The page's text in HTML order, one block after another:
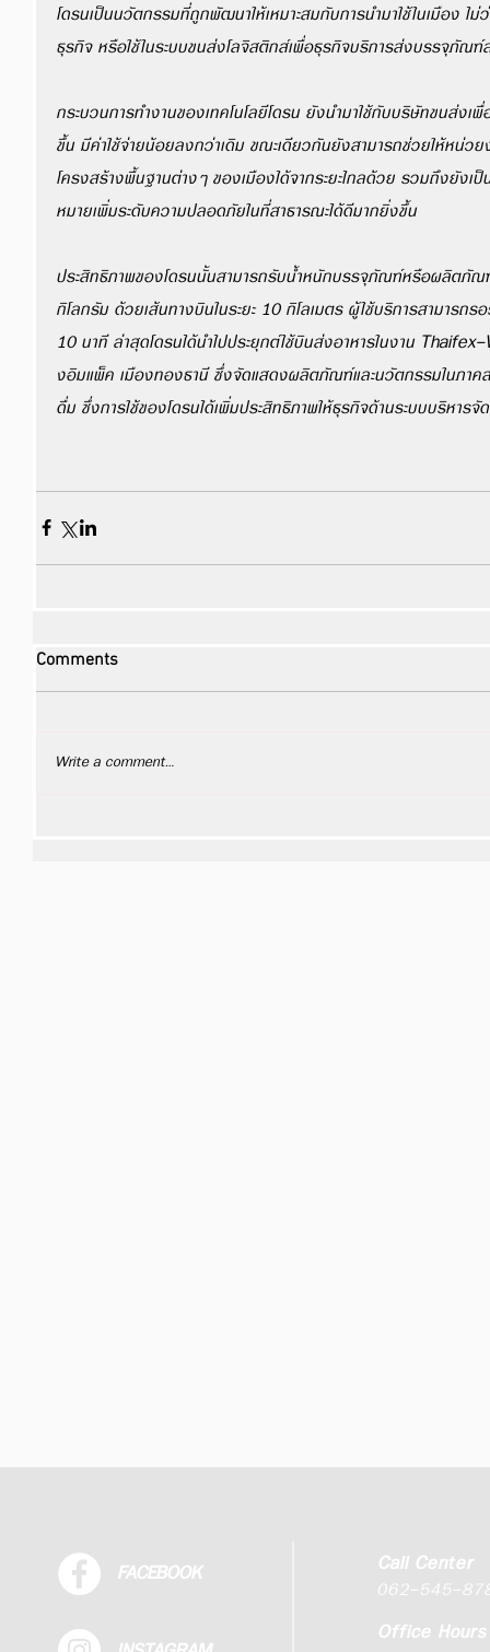
โดรนเป็นนวัตกรรมที่ถูกพัฒนาให้เหมาะสมกับการนำมาใช้ในเมือง ไม่
ธุรกิจ หรือใช้ในระบบขนส่งโลจิสติกส์เพื่อธุรกิจบริการส่งบรรจุภัณ
กระบวนการทำงานของเทคโนโลยีโดรน ยังนำมาใช้กับบริษัทขนส่งเ
ขึ้น มีค่าใช้จ่ายน้อยลงกว่าเดิม ขณะเดียวกันยังสามารถช่วยให้หน่
โครงสร้างพื้นฐานต่างๆ ของเมืองได้จากระยะไกลด้วย รวมถึงยัง
หมายเพิ่มระดับความปลอดภัยในที่สาธารณะได้ดีมากยิ่งขึ้น
ประสิทธิภาพของโดรนนั้นสามารถรับน้ำหนักบรรจุภัณฑ์หรือผลิตภั
กิโลกรัม ด้วยเส้นทางบินในระยะ 10 กิโลเมตร ผู้ใช้บริการสามารถ
10 นาที ล่าสุดโดรนได้นำไปประยุกต์ใช้บินส่งอาหารในงาน
งอิมแพ็ค เมืองทองธานี ซึ่งจัดแสดงผลิตภัณฑ์และนวัตกรรมในภาค
ดื่ม ซึ่งการใช้ของโดรนได้เพิ่มประสิทธิภาพให้ธุรกิจด้านระบบบริหารจั
Comments
Write a comment...
FACEBOOK
Call Center
062-545-
Office Hours